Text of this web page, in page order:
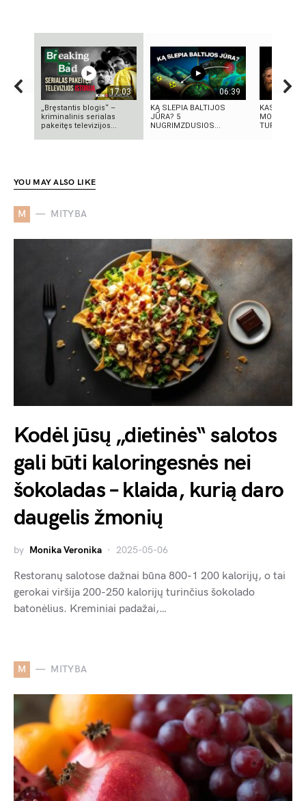
17:03
„Bręstantis blogis“ –
kriminalinis serialas
pakeitęs televizijos...
06:39
KĄ SLEPIA BALTIJOS
JŪRA? 5
NUGRIMZDUSIOS...
KAS
TURIME
YOU MAY ALSO LIKE
M MITYBA
Kodėl jūsų „dietinės“ salotos
gali būti kaloringesnės nei
šokoladas – klaida, kurią daro
daugelis žmonių
by Monika Veronika 2025-05-06
Restoranų salotose dažnai būna 800-1 200 kalorijų, o tai
gerokai viršija 200-250 kalorijų turinčius šokolado
batonėlius. Kreminiai padažai,…
M MITYBA